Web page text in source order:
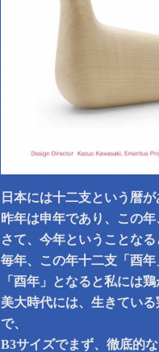
日本には十二支という暦が
昨年は申年であり、この
さて、今年ということな
毎年、この年十二支「酉
「酉年」となると私には
美大時代には、生きてい
で、
B3サイズでまず、徹底的